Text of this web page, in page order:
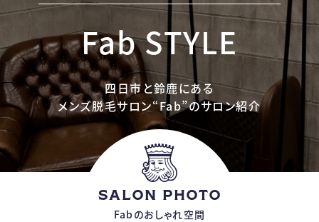
Fab STYLE
四日市と鈴鹿にある
メンズ脱毛サロン“Fab”のサロン紹介
SALON PHOTO
Fabのおしゃれ空間